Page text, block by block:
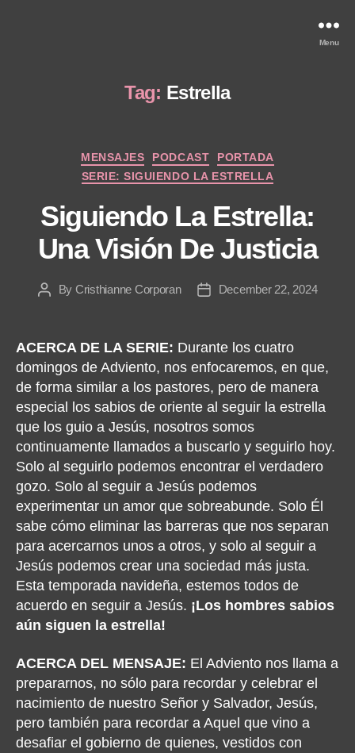
Menu
Tag: Estrella
Categories
MENSAJES PODCAST
PORTADA
SERIE: SIGUIENDO LA ESTRELLA
Siguiendo La Estrella:
Una Visión De Justicia
PostBy Cristhianne Corporan
PostDecember 22, 2024
ACERCA DE LA SERIE: Durante los cuatro
domingos de Adviento, nos enfocaremos, en que,
de forma similar a los pastores, pero de manera
especial los sabios de oriente al seguir la estrella
que los guio a Jesús, nosotros somos
continuamente llamados a buscarlo y seguirlo hoy.
Solo al seguirlo podemos encontrar el verdadero
gozo. Solo al seguir a Jesús podemos
experimentar un amor que sobreabunde. Solo Él
sabe cómo eliminar las barreras que nos separan
para acercarnos unos a otros, y solo al seguir a
Jesús podemos crear una sociedad más justa.
Esta temporada navideña, estemos todos de
acuerdo en seguir a Jesús. ¡Los hombres sabios
aún siguen la estrella!
ACERCA DEL MENSAJE: El Adviento nos llama a
prepararnos, no sólo para recordar y celebrar el
nacimiento de nuestro Señor y Salvador, Jesús,
pero también para recordar a Aquel que vino a
desafiar el gobierno de quienes, vestidos con